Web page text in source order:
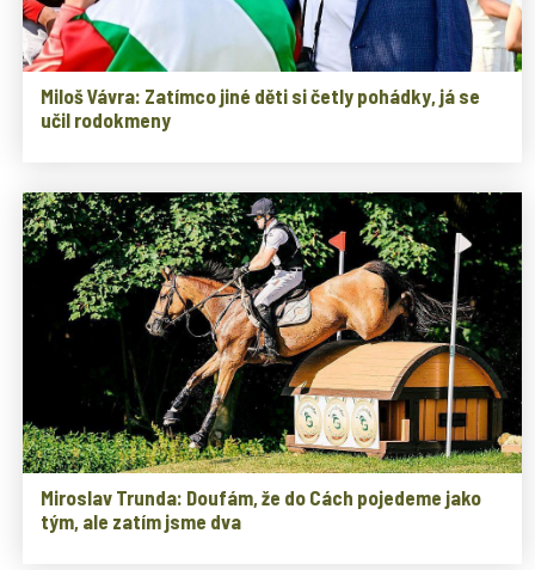
Miloš Vávra: Zatímco jiné děti si četly pohádky, já se
učil rodokmeny
Miroslav Trunda: Doufám, že do Cách pojedeme jako
tým, ale zatím jsme dva